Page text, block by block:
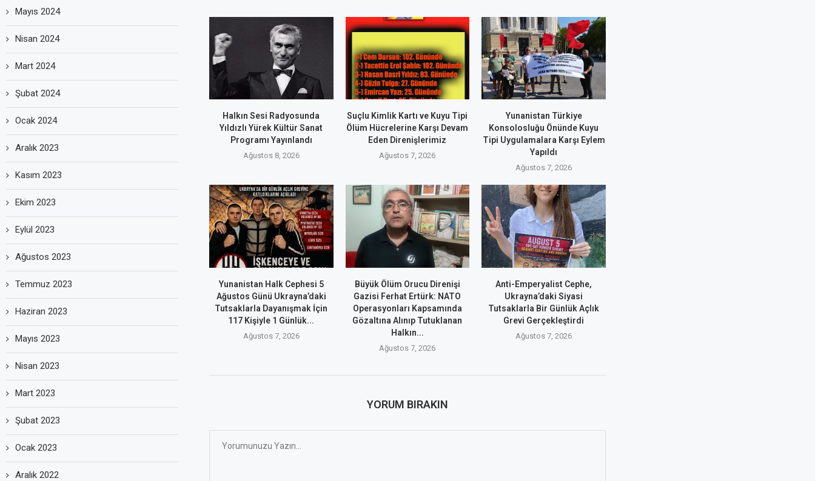
Halkın Sesi Radyosunda
Yıldızlı Yürek Kültür Sanat
Programı Yayınlandı
Ağustos 8, 2026
Suçlu Kimlik Kartı ve Kuyu Tipi
Ölüm Hücrelerine Karşı Devam
Eden Direnişlerimiz
Ağustos 7, 2026
Yunanistan Türkiye
Konsolosluğu Önünde Kuyu
Tipi Uygulamalara Karşı Eylem
Yapıldı
Ağustos 7, 2026
Yunanistan Halk Cephesi 5
Ağustos Günü Ukrayna’daki
Tutsaklarla Dayanışmak İçin
117 Kişiyle 1 Günlük...
Ağustos 7, 2026
Büyük Ölüm Orucu Direnişi
Gazisi Ferhat Ertürk: NATO
Operasyonları Kapsamında
Gözaltına Alınıp Tutuklanan
Halkın...
Ağustos 7, 2026
Anti-Emperyalist Cephe,
Ukrayna’daki Siyasi
Tutsaklarla Bir Günlük Açlık
Grevi Gerçekleştirdi
Ağustos 7, 2026
YORUM BIRAKIN
Mayıs 2024
Nisan 2024
Mart 2024
Şubat 2024
Ocak 2024
Aralık 2023
Kasım 2023
Ekim 2023
Eylül 2023
Ağustos 2023
Temmuz 2023
Haziran 2023
Mayıs 2023
Nisan 2023
Mart 2023
Şubat 2023
Ocak 2023
Aralık 2022